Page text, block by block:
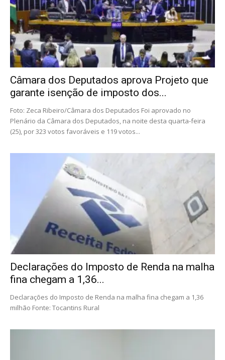
Câmara dos Deputados aprova Projeto que
garante isenção de imposto dos...
Foto: Zeca Ribeiro/Câmara dos Deputados Foi aprovado no
Plenário da Câmara dos Deputados, na noite desta quarta-feira
(25), por 323 votos favoráveis e 119 votos...
Declarações do Imposto de Renda na malha
fina chegam a 1,36...
Declarações do Imposto de Renda na malha fina chegam a 1,36
milhão Fonte: Tocantins Rural